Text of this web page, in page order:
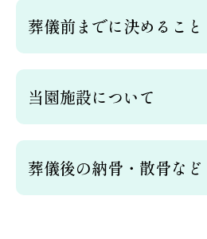
葬儀前までに決めること
当園施設について
葬儀後の納骨・散骨など